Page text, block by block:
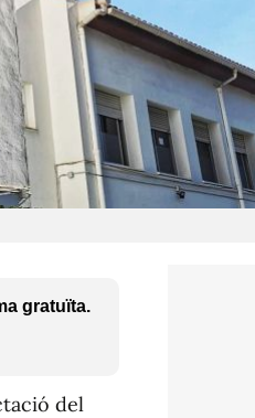
gratuïta.
del